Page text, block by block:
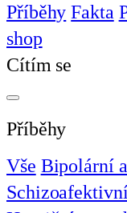
Příběhy Fakta
shop
Cítím se
Příběhy
Vše Bipolární